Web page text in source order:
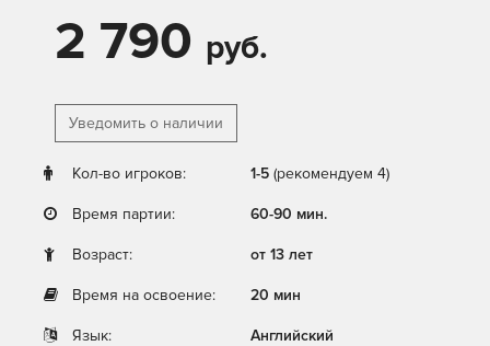
2 790 руб.
Уведомить о наличии
Кол-во игроков: 1-5 (рекомендуем 4)
Время партии: 60-90 мин.
Возраст: от 13 лет
Время на освоение: 20 мин
Язык: Английский